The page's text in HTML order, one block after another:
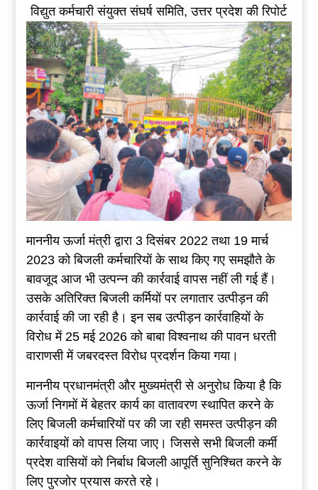
विद्युत कर्मचारी संयुक्त संघर्ष समिति, उत्तर प्रदेश की रिपोर्ट
माननीय ऊर्जा मंत्री द्वारा 3 दिसंबर 2022 तथा 19 मार्च
2023 को बिजली कर्मचारियों के साथ किए गए समझौते के
बावजूद आज भी उत्पन्न की कार्रवाई वापस नहीं ली गई हैं।
उसके अतिरिक्त बिजली कर्मियों पर लगातार उत्पीड़न की
कार्रवाई की जा रही है। इन सब उत्पीड़न कार्रवाहियों के
विरोध में 25 मई 2026 को बाबा विश्वनाथ की पावन धरती
वाराणसी में जबरदस्त विरोध प्रदर्शन किया गया।
माननीय प्रधानमंत्री और मुख्यमंत्री से अनुरोध किया है कि
ऊर्जा निगमों में बेहतर कार्य का वातावरण स्थापित करने के
लिए बिजली कर्मचारियों पर की जा रही समस्त उत्पीड़न की
कार्रवाइयों को वापस लिया जाए। जिससे सभी बिजली कर्मी
प्रदेश वासियों को निर्बाध बिजली आपूर्ति सुनिश्चित करने के
लिए पुरजोर प्रयास करते रहे।